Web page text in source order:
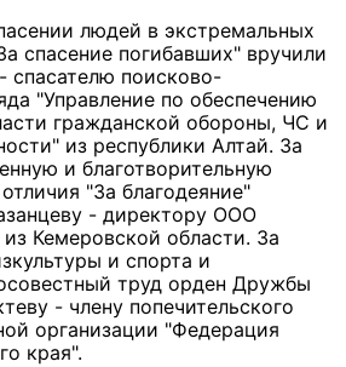
людей в экстремальных
спасение погибавших" вручили
спасателю поисково-
"Управление по обеспечению
гражданской обороны, ЧС и
из республики Алтай. За
и благотворительную
"За благодеяние"
- директору ООО
Кемеровской области. За
и спорта и
труд орден Дружбы
- члену попечительского
организации "Федерация
края".